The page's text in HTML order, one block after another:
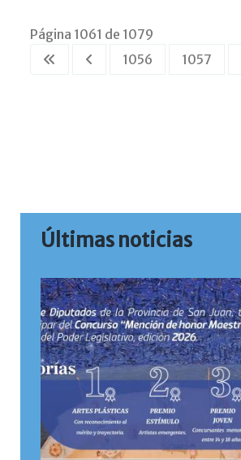
Página 1061 de 1079
1056
1057
Últimas noticias